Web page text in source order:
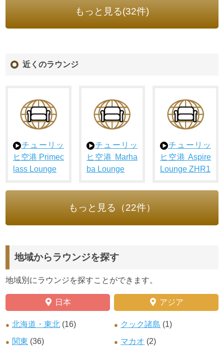
もっと見る(32件)
近くのラウンジ
チューリッ
ヒ空港 Primec
lass Lounge
チューリッ
ヒ空港 Marha
ba Lounge
チューリッ
ヒ空港 Aspire
Lounge ZHR1
もっと見る（22件）
地域からラウンジを探す
地域別にラウンジを探すことができます。
日本
北海道・東北 (16)
関東 (36)
アジア
クック諸島 (1)
マカオ (2)